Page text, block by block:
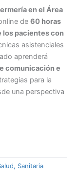
en el Área
de 60 horas
pacientes con
asistenciales
aprenderá
comunicación e
para la
una perspectiva
Sanitaria